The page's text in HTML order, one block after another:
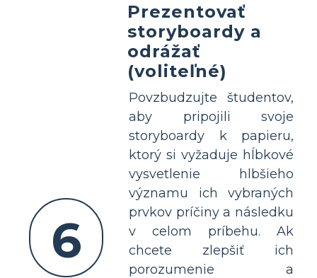
6
Prezentovať
storyboardy a
odrážať
(voliteľné)
Povzbudzujte študentov,
aby pripojili svoje
storyboardy k papieru,
ktorý si vyžaduje hĺbkové
vysvetlenie hlbšieho
významu ich vybraných
prvkov príčiny a následku
v celom príbehu. Ak
chcete zlepšiť ich
porozumenie a